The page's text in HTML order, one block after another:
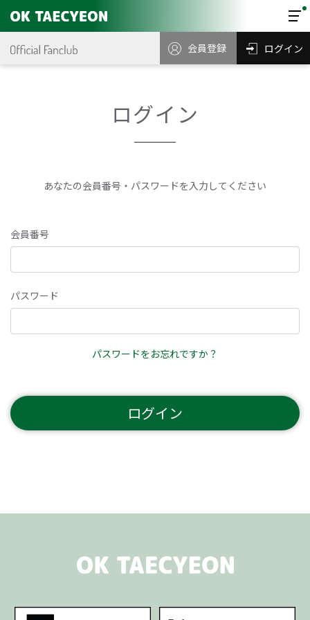
会員登録 ログイン
ログイン
あなたの会員番号・パスワードを入力してください
会員番号
パスワード
パスワードをお忘れですか？
ログイン